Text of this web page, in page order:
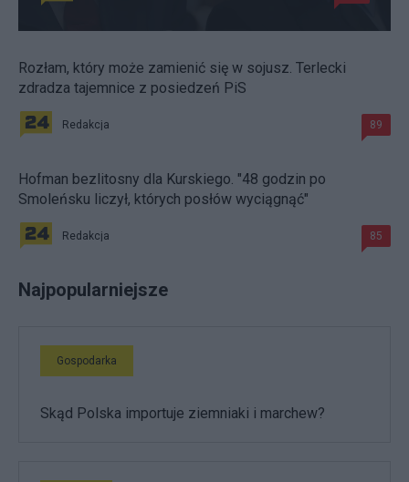
Rozłam, który może zamienić się w sojusz. Terlecki
zdradza tajemnice z posiedzeń PiS
Redakcja 89
Hofman bezlitosny dla Kurskiego. "48 godzin po
Smoleńsku liczył, których posłów wyciągnąć"
Redakcja 85
Najpopularniejsze
Gospodarka
Skąd Polska importuje ziemniaki i marchew?